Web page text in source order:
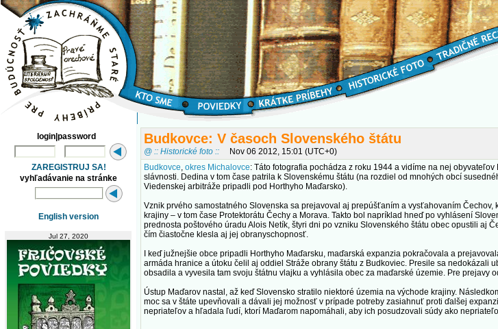
login|password
ZAREGISTRUJ SA!
vyhľadávanie na stránke
English version
Jul 27, 2020
Budkovce: V časoch Slovenského štátu
@ :: Historické foto ::
Nov 06 2012, 15:01 (UTC+0)
Budkovce, okres Michalovce: Táto fotografia pochádza z roku 1944 a vidíme na nej
slávnosti. Dedina v tom čase patrila k Slovenskému štátu (na rozdiel od mnohých obcí
Viedenskej arbitráže pripadli pod Horthyho Maďarsko).
Vznik prvého samostatného Slovenska sa prejavoval aj prepúšťaním a vysťahovaním Čechov,
krajiny – v tom čase Protektorátu Čechy a Morava. Takto bol napríklad hneď po vyhlásení
prednosta poštového úradu Alois Netík, štyri dni po vzniku Slovenského štátu obec opustili aj
čím čiastočne klesla aj jej obranyschopnosť.
I keď južnejšie obce pripadli Horthyho Maďarsku, maďarská expanzia pokračovala a
armáda hranice a útoku čelil aj oddiel Stráže obrany štátu z Budkoviec. Presile sa nedokázali
obsadila a vyvesila tam svoju štátnu vlajku a vyhlásila obec za maďarské územie. Pre prejavy
Ústup Maďarov nastal, až keď Slovensko stratilo niektoré územia na východe krajiny.
moc sa v štáte upevňovali a dávali jej možnosť v prípade potreby zasiahnuť proti ďalšej
nepriateľov a hľadala ľudí, ktorí Maďarom napomáhali, aby ich posudzovali súdy ako